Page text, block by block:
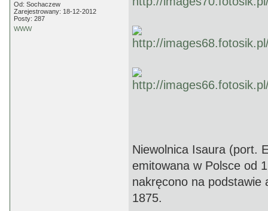
Od: Sochaczew
Zarejestrowany: 18-12-2012
Posty: 287
WWW
Niewolnica Isaura (port.
emitowana w Polsce od
nakręcono na podstawie
1875.